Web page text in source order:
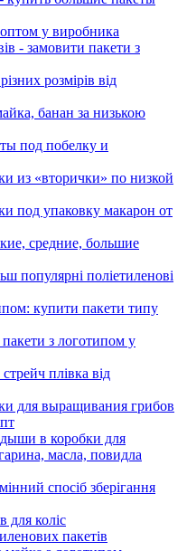
у виробника
- замовити пакети з
розмірів від
банан за низькою
под побелку и
из «вторички» по низкой
под упаковку макарон от
средние, большие
популярні поліетиленові
купити пакети типу
з логотипом у
плівка від
для выращивания грибов
в коробки для
масла, повидла
спосіб зберігання
для коліс
пакетів